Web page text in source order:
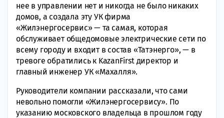
нее в управлении нет и никогда не было никаких
домов, а создала эту УК фирма
«Жилэнергосервис» — та самая, которая
обслуживает общедомовые электрические сети по
всему городу и входит в состав «Татэнерго», — в
тревоге обратились к KazanFirst директор и
главный инженер УК «Махалля».
Руководители компании рассказали, что сами
невольно помогли «Жилэнергосервису». По
указанию московского владельца в прошлом году